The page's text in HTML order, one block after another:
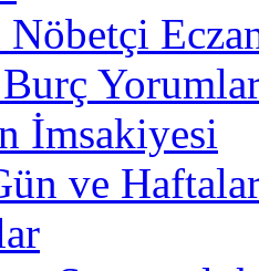
İmsakiyesi
ve